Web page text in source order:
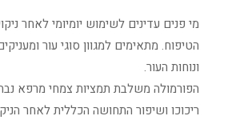
מי פנים עדינים לשימוש יומיומי לאחר
הטיפוח. מתאימים למגוון סוגי עור
ונוחות העור.
הפורמולה משלבת תמציות צמחי מרפא
ריכוכו ושיפור התחושה הכללית לאחר